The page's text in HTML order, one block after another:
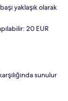
yaklaşık olarak
20 EUR
sunulur